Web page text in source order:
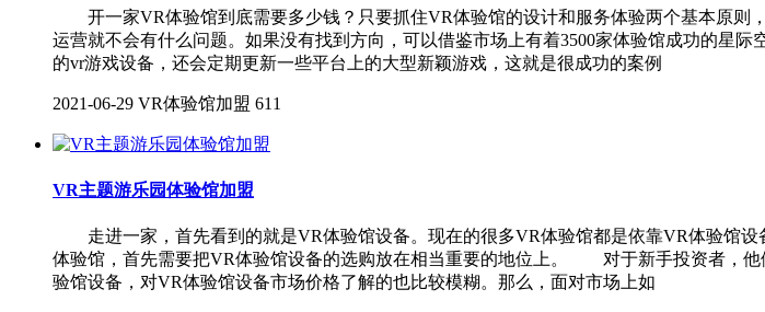
开一家VR体验馆到底需要多少钱？只要抓住VR体验馆的设计和服务体验两个基本原则
运营就不会有什么问题。如果没有找到方向，可以借鉴市场上有着3500家体验馆成功的星
的vr游戏设备，还会定期更新一些平台上的大型新颖游戏，这就是很成功的案例
2021-06-29 VR体验馆加盟 611
VR主题游乐园体验馆加盟
走进一家，首先看到的就是VR体验馆设备。现在的很多VR体验馆都是依靠VR体验馆设
体验馆，首先需要把VR体验馆设备的选购放在相当重要的地位上。 对于新手投资者，
验馆设备，对VR体验馆设备市场价格了解的也比较模糊。那么，面对市场上如